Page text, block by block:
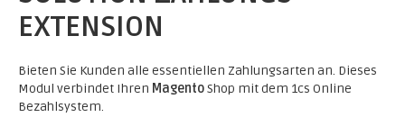
EXTENSION
Bieten Sie Kunden alle essentiellen Zahlungsarten an. Dieses
Modul verbindet Ihren MagentoShop mit dem 1cs Online
Bezahlsystem.